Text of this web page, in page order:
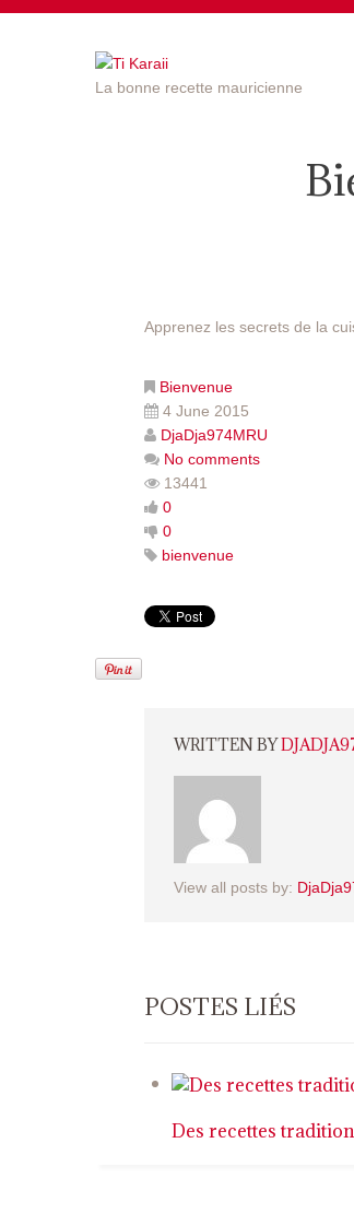
La bonne recette mauricienne
Apprenez les secrets de la
Bienvenue
4 June 2015
DjaDja974MRU
No comments
13441
0
0
bienvenue
WRITTEN BY
View all posts by:
POSTES LIÉS
Des recettes